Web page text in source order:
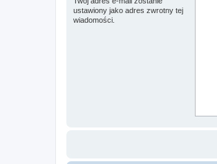
ustawiony jako adres zwrotny tej
wiadomości.